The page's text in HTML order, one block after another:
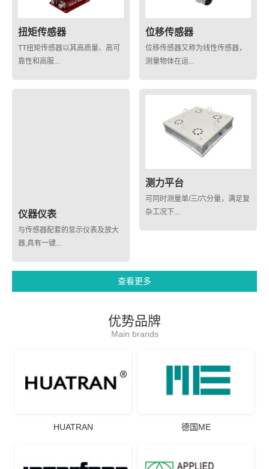
扭矩传感器
TT扭矩传感器以其高质量、高可
靠性和高服...
位移传感器
位移传感器又称为线性传感器，
测量物体在运...
仪器仪表
与传感器配套的显示仪表及放大
器,具有一键...
测力平台
可同时测量单/三/六分量，满足复
杂工况下...
查看更多
优势品牌
Main brands
HUATRAN 德国ME